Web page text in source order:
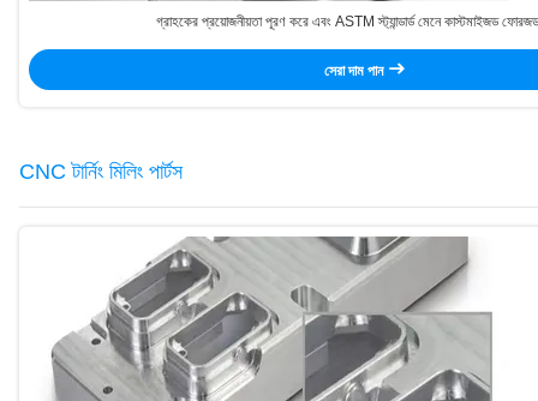
গ্রাহকের প্রয়োজনীয়তা পূরণ করে এবং ASTM স্ট্যান্ডার্ড মেনে কাস্টমাইজড ফোরজড
সেরা দাম পান
CNC টার্নিং মিলিং পার্টস